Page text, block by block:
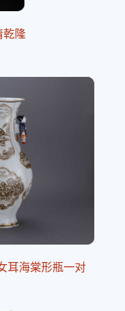
乾隆
耳海棠形瓶一对